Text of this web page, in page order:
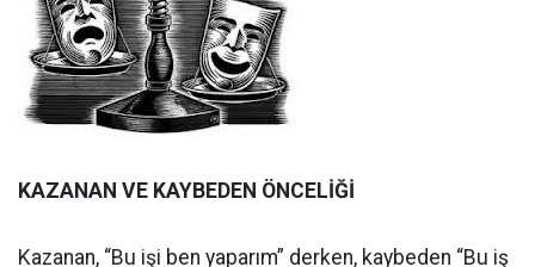
KAZANAN VE KAYBEDEN ÖNCELİĞİ
Kazanan, “Bu işi ben yaparım” derken, kaybeden “Bu iş